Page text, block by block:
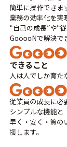
簡単に操作できま
業務の効率化を実
“自己の成長”や“
GooooNで解決で
できること
人は人でしか育た
従業員の成長に必
シンプルな機能と
早く・安く・質の
援します。